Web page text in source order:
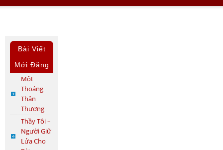
Bài Viết
Mới Đăng
Một
Thoáng
Thân
Thương
Thầy Tôi –
Người Giữ
Lửa Cho